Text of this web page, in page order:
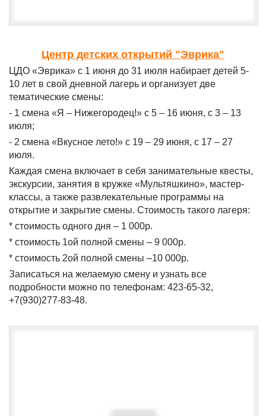
Центр детских открытий "Эврика"
ЦДО «Эврика» с 1 июня до 31 июля набирает детей 5-
10 лет в свой дневной лагерь и организует две
тематические смены:
- 1 смена «Я – Нижегородец!» с 5 – 16 июня, с 3 – 13
июля;
- 2 смена «Вкусное лето!» с 19 – 29 июня, с 17 – 27
июля.
Каждая смена включает в себя занимательные квесты,
экскурсии, занятия в кружке «Мультяшкино», мастер-
классы, а также развлекательные программы на
открытие и закрытие смены. Стоимость такого лагеря:
* стоимость одного дня – 1 000р.
* стоимость 1ой полной смены – 9 000р.
* стоимость 2ой полной смены –10 000р.
Записаться на желаемую смену и узнать все
подробности можно по телефонам: 423-65-32,
+7(930)277-83-48.